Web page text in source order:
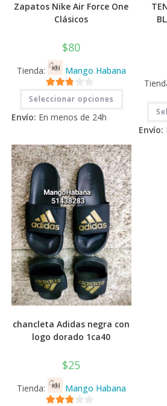
Zapatos Nike Air Force One
Clásicos
$80
Tienda: Mango Habana
2.71
de 5
Seleccionar opciones
Este
producto
tiene
múltiples
variantes.
opciones
se
pueden
elegir
en
la
página
de
producto
Envío: En menos de 24h
Envío:
chancleta Adidas negra con
logo dorado 1ca40
$25
Tienda: Mango Habana